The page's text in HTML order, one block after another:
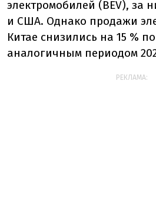
электромобилей (BEV), за
и США. Однако продажи
Китае снизились на 15 %
аналогичным периодом
РЕКЛАМА: